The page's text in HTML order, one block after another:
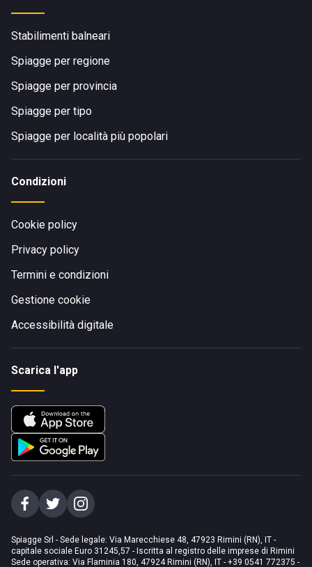
Stabilimenti balneari
Spiagge per regione
Spiagge per provincia
Spiagge per tipo
Spiagge per località più popolari
Condizioni
Cookie policy
Privacy policy
Termini e condizioni
Gestione cookie
Accessibilità digitale
Scarica l'app
Spiagge Srl - Sede legale: Via Marecchiese 48, 47923 Rimini (RN), IT -
capitale sociale Euro 31245,57 - Iscritta al registro delle imprese di Rimini
Sede operativa: Via Flaminia 180, 47924 Rimini (RN), IT - +39 0541 772375 -